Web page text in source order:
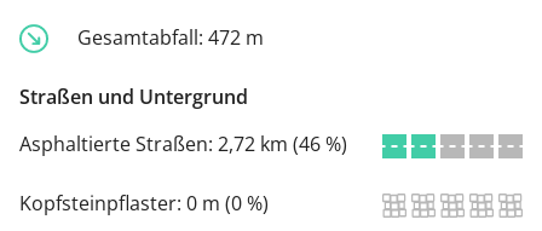
Gesamtabfall: 472 m
Straßen und Untergrund
Asphaltierte Straßen: 2,72 km (46 %)
Kopfsteinpflaster: 0 m (0 %)